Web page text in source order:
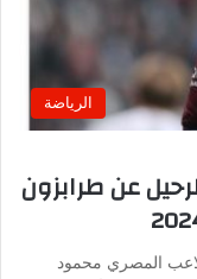
الرياضة
عن طرابزون
المصري محمود